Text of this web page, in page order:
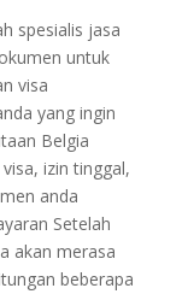
spesialis jasa
untuk
visa
yang ingin
Belgia
izin tinggal,
anda
Setelah
akan merasa
beberapa